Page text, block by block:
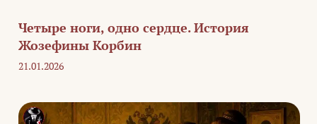
Четыре ноги, одно сердце. История
Жозефины Корбин
21.01.2026